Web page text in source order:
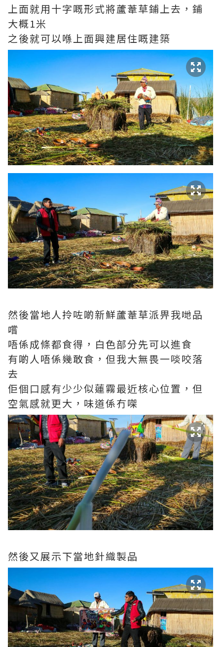
上面就用十字嘅形式將蘆葦草鋪上去，鋪
大概1米
之後就可以喺上面興建居住嘅建築
然後當地人拎咗啲新鮮蘆葦草派畀我哋品
嚐
唔係成條都食得，白色部分先可以進食
有啲人唔係幾敢食，但我大無畏一啖咬落
去
佢個口感有少少似蓮霧最近核心位置，但
空氣感就更大，味道係冇㗎
然後又展示下當地針織製品